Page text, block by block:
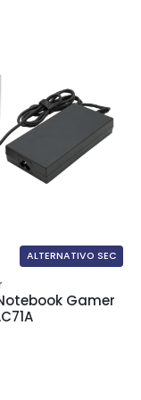
ALTERNATIVO SEC
Gamer